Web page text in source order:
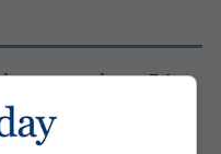
τον σεισμό των 7,1
13 νεκροί, φόβοι